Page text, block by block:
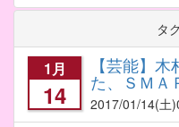
タ
1月
14
【芸能】
た、ＳＭ
2017/01/14(土